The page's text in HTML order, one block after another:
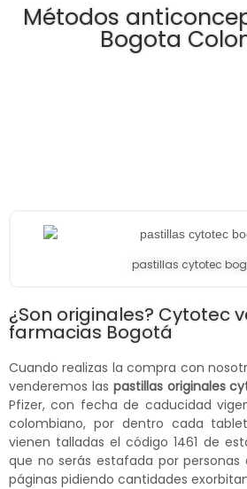
Métodos
Bogota
pastillas cytotec
¿Son originales? Cytotec
farmacias Bogotá
Cuando realizas la compra con
venderemos las pastillas originales
Pfizer, con fecha de caducidad
colombiano, por dentro cada
vienen talladas el código 1461 de
que no serás estafada por
páginas pidiendo cantidades